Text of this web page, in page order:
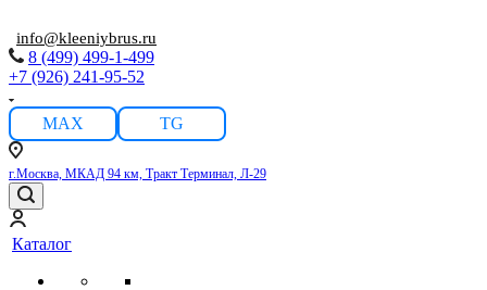
info@kleeniybrus.ru
8 (499) 499-1-499
+7 (926) 241-95-52
MAX TG
г.Москва, МКАД 94 км, Тракт Терминал, Л-29
Каталог